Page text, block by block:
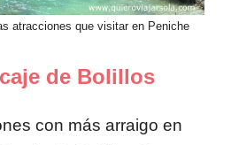
atracciones que visitar en Peniche
de Bolillos
con más arraigo en